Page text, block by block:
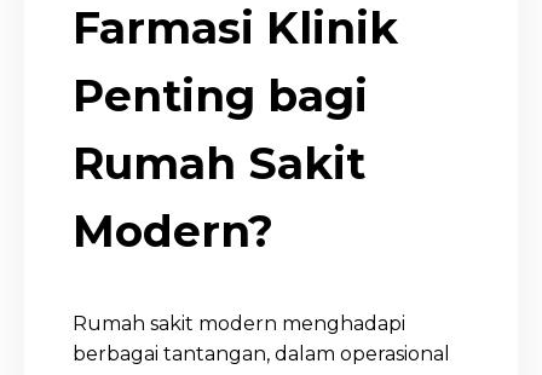
Farmasi Klinik
Penting bagi
Rumah Sakit
Modern?
Rumah sakit modern menghadapi
berbagai tantangan, dalam operasional